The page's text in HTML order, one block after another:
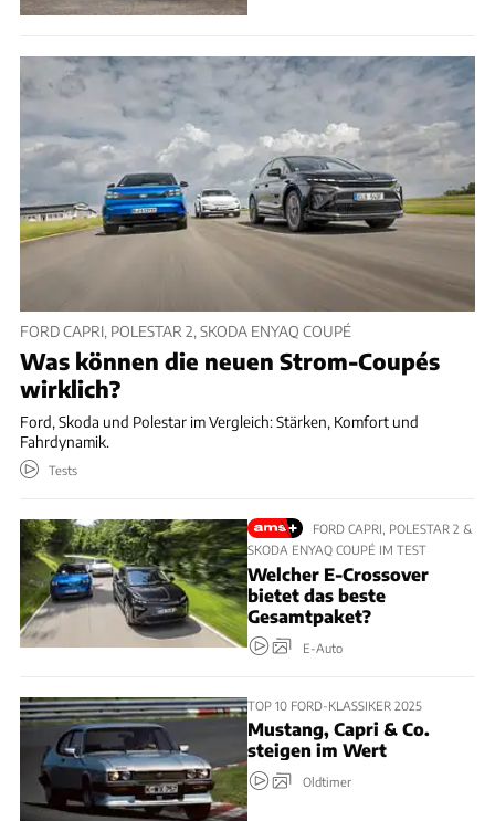
FORD CAPRI, POLESTAR 2, SKODA ENYAQ COUPÉ
Was können die neuen Strom-Coupés
wirklich?
Ford, Skoda und Polestar im Vergleich: Stärken, Komfort und
Fahrdynamik.
Tests
FORD CAPRI, POLESTAR 2 &
SKODA ENYAQ COUPÉ IM TEST
Welcher E-Crossover
bietet das beste
Gesamtpaket?
E-Auto
TOP 10 FORD-KLASSIKER 2025
Mustang, Capri & Co.
steigen im Wert
Oldtimer